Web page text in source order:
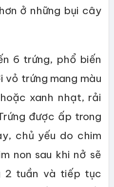
ở những bụi cây
6 trứng, phổ biến
trứng mang màu
xanh nhạt, rải
được ấp trong
chủ yếu do chim
non sau khi nở sẽ
2 tuần và tiếp tục